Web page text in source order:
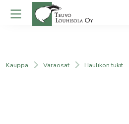
Kauppa Varaosat Haulikon tukit